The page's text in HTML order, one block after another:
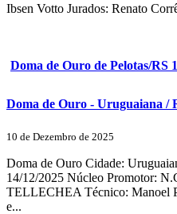
Ibsen Votto Jurados: Renato
Doma de Ouro de Pelotas/RS
Doma de Ouro - Uruguaiana /
10 de Dezembro de 2025
Doma de Ouro Cidade:
14/12/2025 Núcleo Promotor:
TELLECHEA Técnico: Manoel
e...